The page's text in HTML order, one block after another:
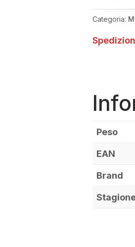
DISPLAY
BOSCH
KIOX
31,8MM
Categoria:
Peso
EAN
Brand